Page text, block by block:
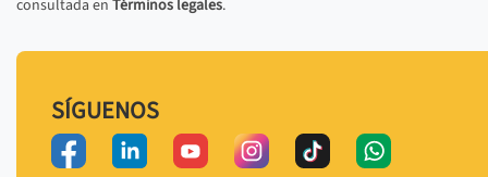
consultada en Términos legales.
SÍGUENOS